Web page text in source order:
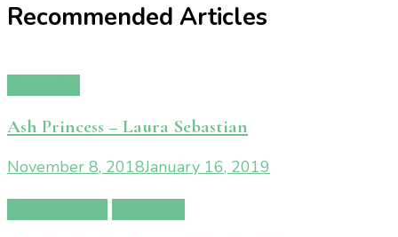
Recommended Articles
Ash Princess – Laura Sebastian
November 8, 2018January 16, 2019